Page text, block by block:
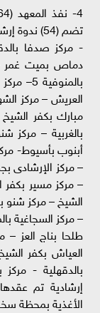
تضم (54)
- مركز صدفا
دماص بميت غمر –
العريش – مركز
مبارك بكفر
بالغربية – مركز
أبنوب بأسيوط-
– مركز الإرشادى
– مركز مسير بكفر
الشيخ – مركز شنو
– مركز السجاغية
طلحا بناج العز –
العياش بكفر
إرشادية تم
الأغذية بمحظة